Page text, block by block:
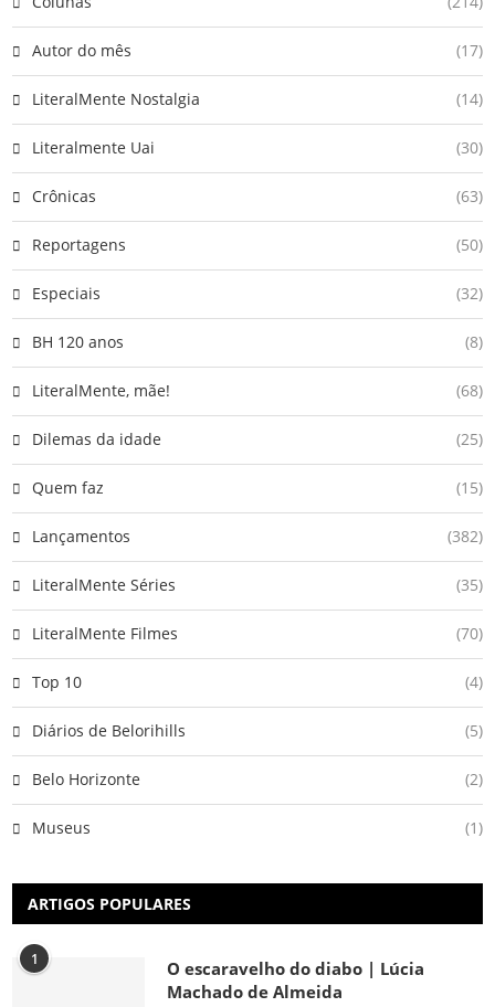
Autor do mês (17)
LiteralMente Nostalgia (14)
Literalmente Uai (30)
Crônicas (63)
Reportagens (50)
Especiais (32)
BH 120 anos (8)
LiteralMente, mãe! (68)
Dilemas da idade (25)
Quem faz (15)
Lançamentos (382)
LiteralMente Séries (35)
LiteralMente Filmes (70)
Top 10 (4)
Diários de Belorihills (5)
Belo Horizonte (2)
Museus (1)
ARTIGOS POPULARES
1
O escaravelho do diabo | Lúcia
Machado de Almeida